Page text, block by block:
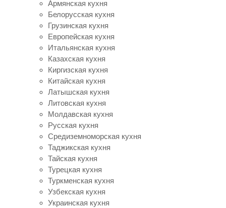
Армянская кухня
Белорусская кухня
Грузинская кухня
Европейская кухня
Итальянская кухня
Казахская кухня
Киргизская кухня
Китайская кухня
Латышская кухня
Литовская кухня
Молдавская кухня
Русская кухня
Средиземноморская кухня
Таджикская кухня
Тайская кухня
Турецкая кухня
Туркменская кухня
Узбекская кухня
Украинская кухня